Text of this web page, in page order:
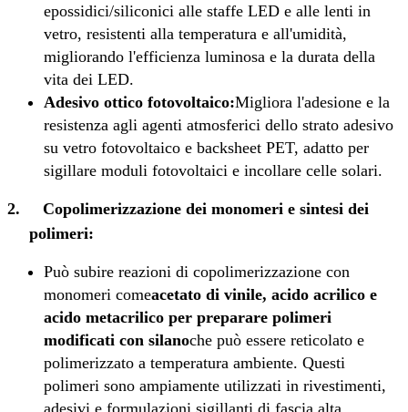
epossidici/siliconici alle staffe LED e alle lenti in
vetro, resistenti alla temperatura e all'umidità,
migliorando l'efficienza luminosa e la durata della
vita dei LED.
Adesivo ottico fotovoltaico:Migliora l'adesione e la
resistenza agli agenti atmosferici dello strato adesivo
su vetro fotovoltaico e backsheet PET, adatto per
sigillare moduli fotovoltaici e incollare celle solari.
2.
Copolimerizzazione dei monomeri e sintesi dei
polimeri:
Può subire reazioni di copolimerizzazione con
monomeri comeacetato di vinile, acido acrilico e
acido metacrilico per preparare polimeri
modificati con silanoche può essere reticolato e
polimerizzato a temperatura ambiente. Questi
polimeri sono ampiamente utilizzati in rivestimenti,
adesivi e formulazioni sigillanti di fascia alta,